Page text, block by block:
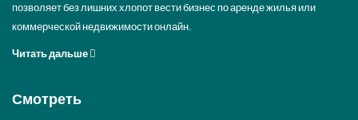
позволяет без лишних хлопот вести бизнес по аренде жилья или
коммерческой недвижимости онлайн.
Читать дальше
Смотреть